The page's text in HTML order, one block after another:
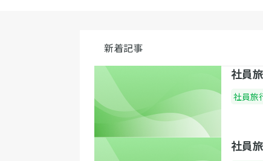
新着記事
社員
社員旅
社員